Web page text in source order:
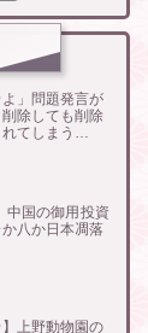
」問題発言が
除しても削除
てしまう…
中国の御用投資
八か日本凋落
上野動物園の